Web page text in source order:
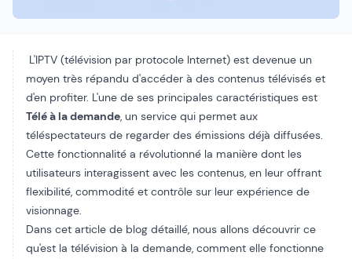
L'IPTV (télévision par protocole Internet) est devenue un
moyen très répandu d'accéder à des contenus télévisés et
d'en profiter. L'une de ses principales caractéristiques est
Télé à la demande, un service qui permet aux
téléspectateurs de regarder des émissions déjà diffusées.
Cette fonctionnalité a révolutionné la manière dont les
utilisateurs interagissent avec les contenus, en leur offrant
flexibilité, commodité et contrôle sur leur expérience de
visionnage.
Dans cet article de blog détaillé, nous allons découvrir ce
qu'est la télévision à la demande, comment elle fonctionne